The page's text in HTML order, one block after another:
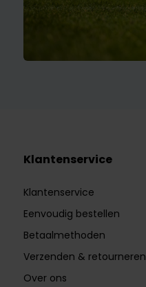
Klantenservice
Klantenservice
Eenvoudig bestellen
Betaalmethoden
Verzenden & retourneren
Over ons